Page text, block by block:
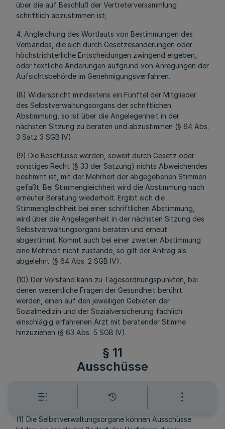
über die auf Beschluß der Vertreterversammlung
schriftlich abzustimmen ist;
4. Angleichung des Wortlauts von Bestimmungen des
Verbandes, die sich durch Gesetzesänderungen oder
höchstrichterliche Entscheidungen zwingend ergeben,
oder textliche Änderungen aufgrund von Anregungen der
Aufsichtsbehörde im Genehmigungsverfahren.
(8) Widerspricht mindestens ein Fünftel der Mitglieder
des Selbstverwaltungsorgans der schriftlichen
Abstimmung, so ist über die Angelegenheit in der
nächsten Sitzung zu beraten und abzustimmen (§ 64 Abs.
3 Satz 3 SGB IV).
(9) Die Beschlüsse werden, soweit durch Gesetz oder
sonstiges Recht (§ 33 der Satzung) nichts Abweichendes
bestimmt ist, mit der Mehrheit der abgegebenen Stimmen
gefaßt. Bei Stimmengleichheit wird die Abstimmung nach
erneuter Beratung wiederholt. Ergibt sich die
Stimmengleichheit bei einer schriftlichen Abstimmung,
wird über die Angelegenheit in der nächsten Sitzung des
Selbstverwaltungsorgans beraten und erneut
abgestimmt. Kommt auch bei einer zweiten Abstimmung
eine Mehrheit nicht zustande, so gilt der Antrag als
abgelehnt (§ 64 Abs. 2 SGB IV).
(10) Der Vorstand kann zu Tagesordnungspunkten, bei
denen wesentliche Fragen der Gesundheit berührt
werden, einen auf den jeweiligen Gebieten der
Sozialmedizin und der Sozialversicherung fachlich
einschlägig erfahrenen Arzt mit beratender Stimme
hinzuziehen (§ 63 Abs. 5 SGB IV).
§ 11
Ausschüsse
Mehr
(1) Die Selbstverwaltungsorgane können Ausschüsse